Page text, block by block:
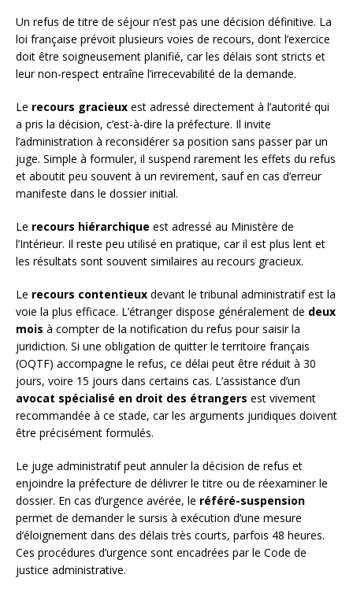
Un refus de titre de séjour n’est pas une décision définitive. La
loi française prévoit plusieurs voies de recours, dont l’exercice
doit être soigneusement planifié, car les délais sont stricts et
leur non-respect entraîne l’irrecevabilité de la demande.
Le recours gracieux est adressé directement à l’autorité qui
a pris la décision, c’est-à-dire la préfecture. Il invite
l’administration à reconsidérer sa position sans passer par un
juge. Simple à formuler, il suspend rarement les effets du refus
et aboutit peu souvent à un revirement, sauf en cas d’erreur
manifeste dans le dossier initial.
Le recours hiérarchique est adressé au Ministère de
l’Intérieur. Il reste peu utilisé en pratique, car il est plus lent et
les résultats sont souvent similaires au recours gracieux.
Le recours contentieux devant le tribunal administratif est la
voie la plus efficace. L’étranger dispose généralement de deux
mois à compter de la notification du refus pour saisir la
juridiction. Si une obligation de quitter le territoire français
(OQTF) accompagne le refus, ce délai peut être réduit à 30
jours, voire 15 jours dans certains cas. L’assistance d’un
avocat spécialisé en droit des étrangers est vivement
recommandée à ce stade, car les arguments juridiques doivent
être précisément formulés.
Le juge administratif peut annuler la décision de refus et
enjoindre la préfecture de délivrer le titre ou de réexaminer le
dossier. En cas d’urgence avérée, le référé-suspension
permet de demander le sursis à exécution d’une mesure
d’éloignement dans des délais très courts, parfois 48 heures.
Ces procédures d’urgence sont encadrées par le Code de
justice administrative.